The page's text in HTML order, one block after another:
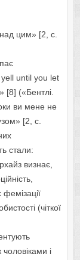
над цим» [2, с.
yell until you let
[8] («Бентлі.
ви мене не
[2, c.
стали:
визнає,
фемізації
(чіткої
і